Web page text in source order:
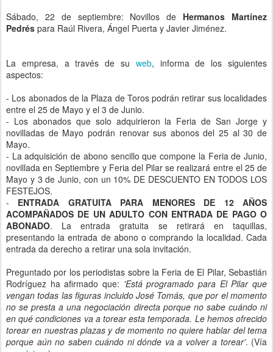
Sábado, 22 de septiembre: Novillos de Hermanos Martínez
Pedrés para Raúl Rivera, Ángel Puerta y Javier Jiménez.
La empresa, a través de su web, informa de los siguientes
aspectos:
- Los abonados de la Plaza de Toros podrán retirar sus localidades
entre el 25 de Mayo y el 3 de Junio.
- Los abonados que solo adquirieron la Feria de San Jorge y
novilladas de Mayo podrán renovar sus abonos del 25 al 30 de
Mayo.
- La adquisición de abono sencillo que compone la Feria de Junio,
novillada en Septiembre y Feria del Pilar se realizará entre el 25 de
Mayo y 3 de Junio, con un 10% DE DESCUENTO EN TODOS LOS
FESTEJOS.
- ENTRADA GRATUITA PARA MENORES DE 12 AÑOS
ACOMPAÑADOS DE UN ADULTO CON ENTRADA DE PAGO O
ABONADO. La entrada gratuita se retirará en taquillas,
presentando la entrada de abono o comprando la localidad. Cada
entrada da derecho a retirar una sola invitación.
Preguntado por los periodistas sobre la Feria de El Pilar, Sebastián
Rodríguez ha afirmado que: 'Está programado para El Pilar que
vengan todas las figuras incluido José Tomás, que por el momento
no se presta a una negociación directa porque no sabe cuándo ni
en qué condiciones va a torear esta temporada. Le hemos ofrecido
torear en nuestras plazas y de momento no quiere hablar del tema
porque aún no saben cuándo ni dónde va a volver a torear'. (Vía